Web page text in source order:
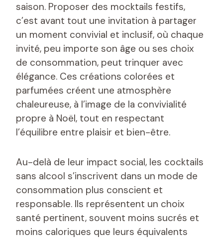
saison. Proposer des mocktails festifs,
c’est avant tout une invitation à partager
un moment convivial et inclusif, où chaque
invité, peu importe son âge ou ses choix
de consommation, peut trinquer avec
élégance. Ces créations colorées et
parfumées créent une atmosphère
chaleureuse, à l’image de la convivialité
propre à Noël, tout en respectant
l’équilibre entre plaisir et bien-être.
Au-delà de leur impact social, les cocktails
sans alcool s’inscrivent dans un mode de
consommation plus conscient et
responsable. Ils représentent un choix
santé pertinent, souvent moins sucrés et
moins caloriques que leurs équivalents